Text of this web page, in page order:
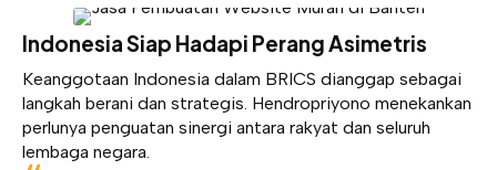
Indonesia Siap Hadapi Perang Asimetris
Keanggotaan Indonesia dalam BRICS dianggap sebagai
langkah berani dan strategis. Hendropriyono menekankan
perlunya penguatan sinergi antara rakyat dan seluruh
lembaga negara.